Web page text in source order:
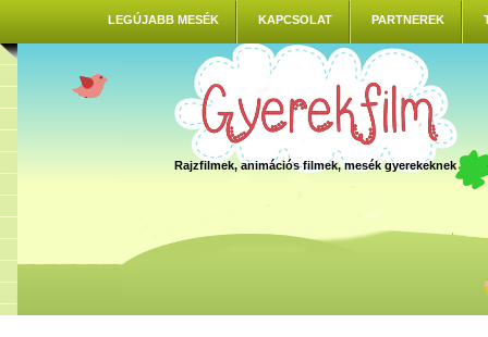
LEGÚJABB MESÉK KAPCSOLAT PARTNEREK
Rajzfilmek, animációs filmek, mesék gyerekeknek